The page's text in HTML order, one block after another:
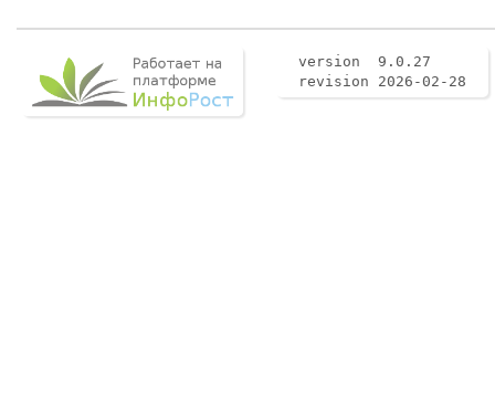
version 9.0.27
revision 2026-02-28